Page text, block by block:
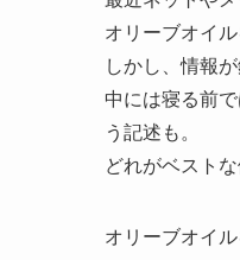
オリーブオイ
しかし、情報
中には寝る前
う記述も。
どれがベスト
オリーブオイ